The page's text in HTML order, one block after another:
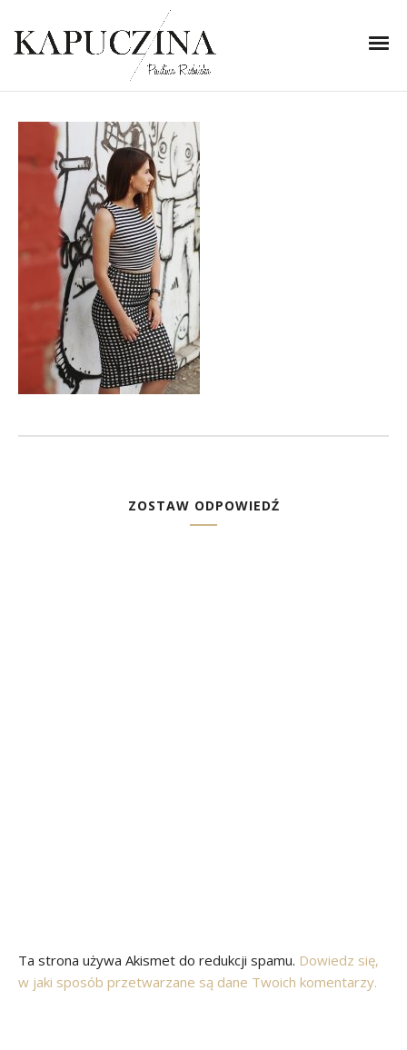
14 września 2018
IMG_3704
Written by
ZOSTAW ODPOWIEDŹ
Ta strona używa Akismet do redukcji spamu. Dowiedz się,
w jaki sposób przetwarzane są dane Twoich komentarzy.